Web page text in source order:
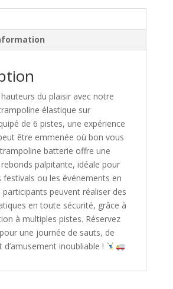
du plaisir avec notre
élastique sur
de 6 pistes, une expérience
être emmenée où bon vous
batterie offre une
palpitante, idéale pour
festivals ou les événements en
participants peuvent réaliser des
en toute sécurité, grâce à
à multiples pistes. Réservez
une journée de sauts, de
inoubliable !